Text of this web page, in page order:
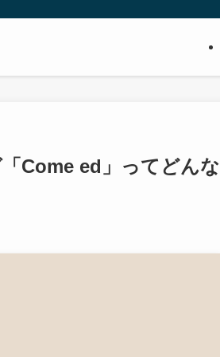
Come ed」ってどんな